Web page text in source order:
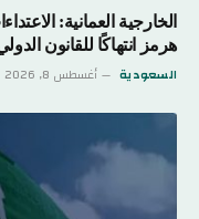
الخارجية العمانية:
هرمز انتهاكًا للقانون
السعودية أغسطس 8, 2026